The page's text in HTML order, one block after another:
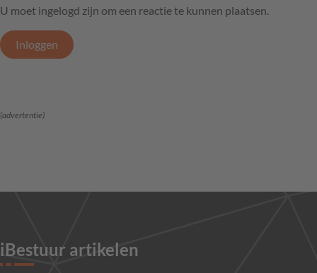
U moet ingelogd zijn om een reactie te kunnen plaatsen.
Inloggen
(advertentie)
iBestuur artikelen